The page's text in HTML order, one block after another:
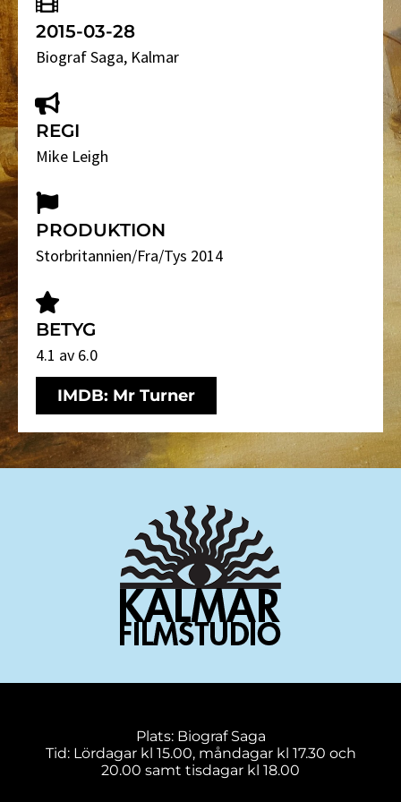
2015-03-28
Biograf Saga, Kalmar
REGI
Mike Leigh
PRODUKTION
Storbritannien/Fra/Tys 2014
BETYG
4.1 av 6.0
IMDB: Mr Turner
Plats: Biograf Saga
Tid: Lördagar kl 15.00, måndagar kl 17.30 och
20.00 samt tisdagar kl 18.00